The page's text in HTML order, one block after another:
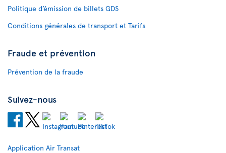
Politique d’émission de billets GDS
Conditions générales de transport et Tarifs
Fraude et prévention
Prévention de la fraude
Suivez-nous
Application Air Transat